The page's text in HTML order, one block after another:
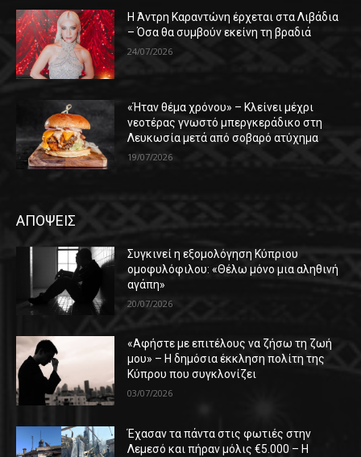
Η Άντρη Καραντώνη έρχεται στα Λιβάδια
– Όσα θα συμβούν εκείνη τη βραδιά
24/07/2026
«Ήταν θέμα χρόνου» – Κλείνει μέχρι
νεοτέρας γνωστό μπεργκεράδικο στη
Λευκωσία μετά από σοβαρό ατύχημα
19/07/2026
ΑΠΟΨΕΙΣ
Συγκινεί η εξομολόγηση Κύπριου
ομοφυλόφιλου: «Θέλω μόνο μια αληθινή
αγάπη»
20/07/2026
«Αφήστε με επιτέλους να ζήσω τη ζωή
μου» – Η δημόσια έκκληση πολίτη της
Κύπρου που συγκλονίζει
03/07/2026
Έχασαν τα πάντα στις φωτιές στην
Λεμεσό και πήραν μόλις €5.000 – Η